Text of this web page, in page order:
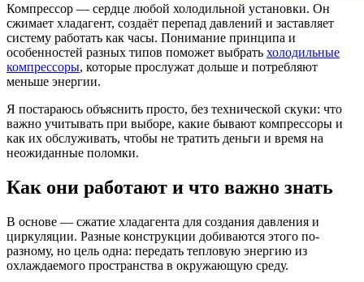
Компрессор — сердце любой холодильной установки. Он
сжимает хладагент, создаёт перепад давлений и заставляет
систему работать как часы. Понимание принципа и
особенностей разных типов поможет выбрать холодильные
компрессоры, которые прослужат дольше и потребляют
меньше энергии.
Я постараюсь объяснить просто, без технической скуки: что
важно учитывать при выборе, какие бывают компрессоры и
как их обслуживать, чтобы не тратить деньги и время на
неожиданные поломки.
Как они работают и что важно знать
В основе — сжатие хладагента для создания давления и
циркуляции. Разные конструкции добиваются этого по-
разному, но цель одна: передать тепловую энергию из
охлаждаемого пространства в окружающую среду.